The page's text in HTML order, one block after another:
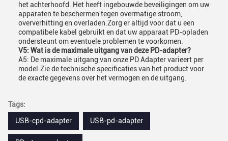
het achterhoofd. Het heeft ingebouwde beveiligingen om uw
apparaten te beschermen tegen overmatige stroom,
oververhitting en overladen.Zorg er altijd voor dat u een
compatibele kabel gebruikt en dat uw apparaat PD-opladen
ondersteunt om eventuele problemen te voorkomen.
V5: Wat is de maximale uitgang van deze PD-adapter?
A5: De maximale uitgang van onze PD Adapter varieert per
model.Zie de technische specificaties van het product voor
de exacte gegevens over het vermogen en de uitgang.
Tags:
USB-cpd-adapter
USB-pd-adapter